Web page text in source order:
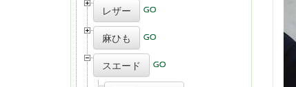
レザー
麻ひも
スエード